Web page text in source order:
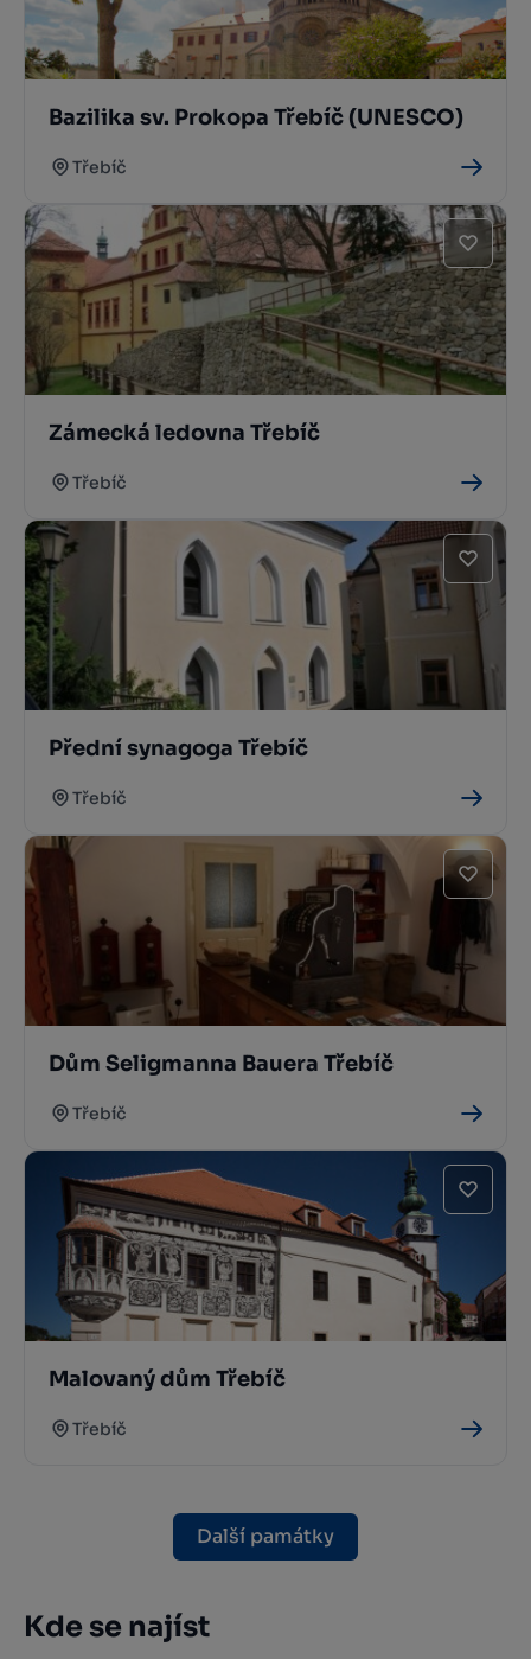
Bazilika sv. Prokopa Třebíč (UNESCO)
Třebíč
Zámecká ledovna Třebíč
Třebíč
Přední synagoga Třebíč
Třebíč
Dům Seligmanna Bauera Třebíč
Třebíč
Malovaný dům Třebíč
Třebíč
Další památky
Kde se najíst